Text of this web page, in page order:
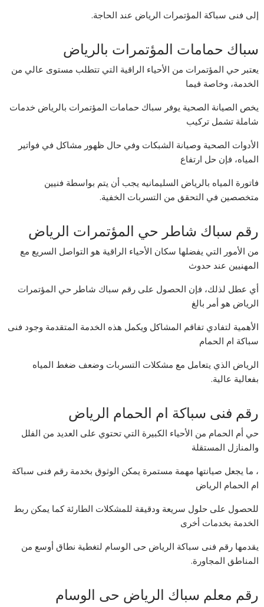
إلى فنى سباكة المؤتمرات الرياض عند الحاجة.
سباك حمامات المؤتمرات بالرياض
يعتبر حي المؤتمرات من الأحياء الراقية التي تتطلب مستوى عالي من
الخدمة، وخاصة فيما
يخص الصيانة الصحية يوفر سباك حمامات المؤتمرات بالرياض خدمات
شاملة تشمل تركيب
الأدوات الصحية وصيانة الشبكات وفي حال ظهور مشاكل في فواتير
المياه، فإن حل ارتفاع
فاتورة المياه بالرياض السليمانيه يجب أن يتم بواسطة فنيين
متخصصين في التحقق من التسربات الخفية.
رقم سباك شاطر حي المؤتمرات الرياض
من الأمور التي يفضلها سكان الأحياء الراقية هو التواصل السريع مع
المهنيين عند حدوث
أي عطل لذلك، فإن الحصول على رقم سباك شاطر حي المؤتمرات
الرياض هو أمر بالغ
الأهمية لتفادي تفاقم المشاكل ويكمل هذه الخدمة المتقدمة وجود فنى
سباكة ام الحمام
الرياض الذي يتعامل مع مشكلات التسربات وضعف ضغط المياه
بفعالية عالية.
رقم فنى سباكة ام الحمام الرياض
حي أم الحمام من الأحياء الكبيرة التي تحتوي على العديد من الفلل
والمنازل المستقلة
، ما يجعل صيانتها مهمة مستمرة يمكن الوثوق بخدمة رقم فنى سباكة
ام الحمام الرياض
للحصول على حلول سريعة ودقيقة للمشكلات الطارئة كما يمكن ربط
الخدمة بخدمات أخرى
يقدمها رقم فنى سباكة الرياض حى الوسام لتغطية نطاق أوسع من
المناطق المجاورة.
رقم معلم سباك الرياض حى الوسام